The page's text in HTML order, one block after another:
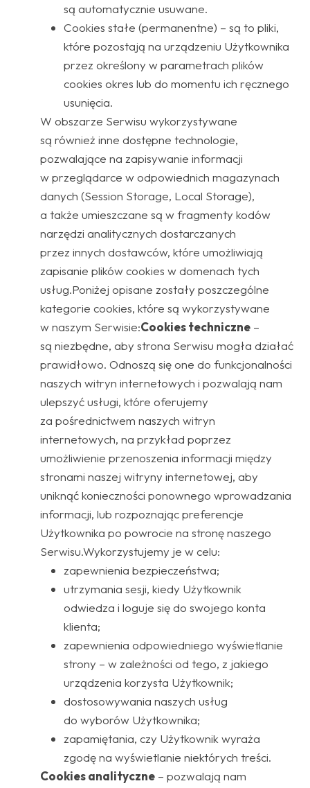
są automatycznie usuwane.
Cookies stałe (permanentne) – są to pliki,
które pozostają na urządzeniu Użytkownika
przez określony w parametrach plików
cookies okres lub do momentu ich ręcznego
usunięcia.
W obszarze Serwisu wykorzystywane
są również inne dostępne technologie,
pozwalające na zapisywanie informacji
w przeglądarce w odpowiednich magazynach
danych (Session Storage, Local Storage),
a także umieszczane są w fragmenty kodów
narzędzi analitycznych dostarczanych
przez innych dostawców, które umożliwiają
zapisanie plików cookies w domenach tych
usług.Poniżej opisane zostały poszczególne
kategorie cookies, które są wykorzystywane
w naszym Serwisie:Cookies techniczne –
są niezbędne, aby strona Serwisu mogła działać
prawidłowo. Odnoszą się one do funkcjonalności
naszych witryn internetowych i pozwalają nam
ulepszyć usługi, które oferujemy
za pośrednictwem naszych witryn
internetowych, na przykład poprzez
umożliwienie przenoszenia informacji między
stronami naszej witryny internetowej, aby
uniknąć konieczności ponownego wprowadzania
informacji, lub rozpoznając preferencje
Użytkownika po powrocie na stronę naszego
Serwisu.Wykorzystujemy je w celu:
zapewnienia bezpieczeństwa;
utrzymania sesji, kiedy Użytkownik
odwiedza i loguje się do swojego konta
klienta;
zapewnienia odpowiedniego wyświetlanie
strony – w zależności od tego, z jakiego
urządzenia korzysta Użytkownik;
dostosowywania naszych usług
do wyborów Użytkownika;
zapamiętania, czy Użytkownik wyraża
zgodę na wyświetlanie niektórych treści.
Cookies analityczne – pozwalają nam